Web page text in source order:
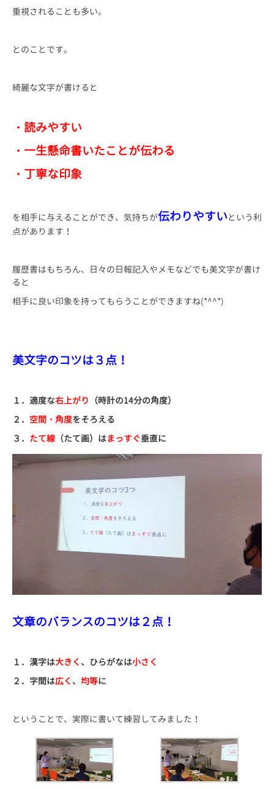
重視されることも多い。
とのことです。
綺麗な文字が書けると
・読みやすい
・一生懸命書いたことが伝わる
・丁寧な印象
を相手に与えることができ、気持ちが伝わりやすいという利
点があります！
履歴書はもちろん、日々の日報記入やメモなどでも美文字が書け
ると
相手に良い印象を持ってもらうことができますね(*^^*)
美文字のコツは３点！
１．適度な右上がり （時計の14分の角度）
２． 空間・角度をそろえる
３． たて線 （たて画）はまっすぐ垂直に
文章のバランスのコツは２点！
１．漢字は大きく 、ひらがなは小さく
２．字間は広く 、 均等に
ということで、実際に書いて練習してみました！